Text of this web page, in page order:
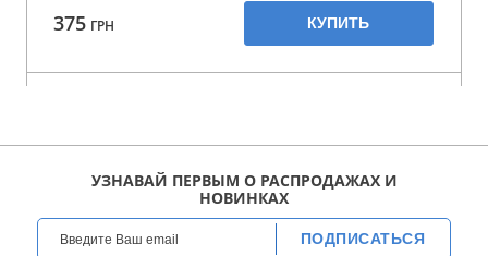
375 ГРН КУПИТЬ
УЗНАВАЙ ПЕРВЫМ О РАСПРОДАЖАХ И
НОВИНКАХ
ПОДПИСАТЬСЯ